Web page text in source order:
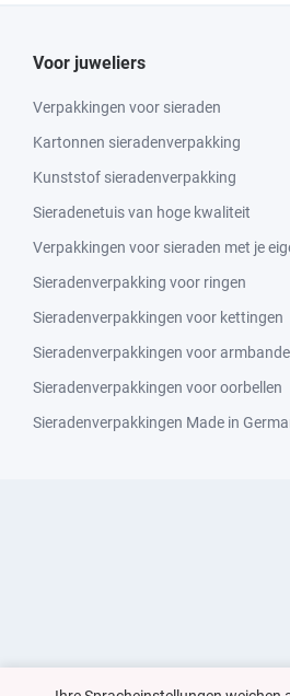
Voor juweliers
Verpakkingen voor sieraden
Kartonnen sieradenverpakking
Kunststof sieradenverpakking
Sieradenetuis van hoge kwaliteit
Verpakkingen voor sieraden met je
Sieradenverpakking voor ringen
Sieradenverpakkingen voor kettingen
Sieradenverpakkingen voor
Sieradenverpakkingen voor oorbellen
Sieradenverpakkingen Made in